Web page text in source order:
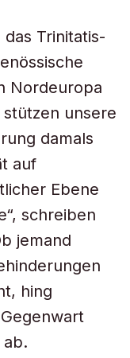
Trinitatis-
Nordeuropa
unsere
damals
auf
Ebene
schreiben
jemand
hing